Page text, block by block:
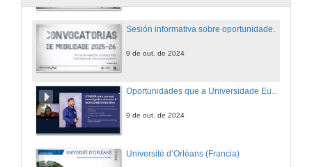
9 de out. de 2024
Oportunidades que a Universidade Europea ATHENA ofrece ao estudantado da UVigo
9 de out. de 2024
Université d’Orléans (Francia)